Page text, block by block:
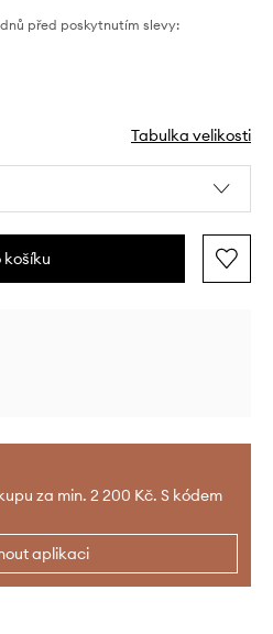
před poskytnutím slevy:
Tabulka velikosti
košíku
za min. 2 200 Kč. S kódem
aplikaci